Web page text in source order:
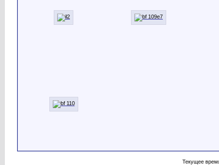
Текущее